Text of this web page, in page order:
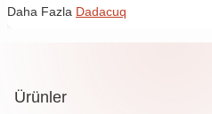
Daha Fazla Dadacuq
Ürünler